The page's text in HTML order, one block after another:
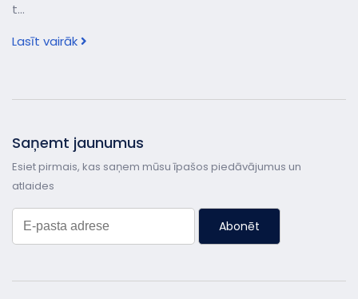
t...
Lasīt vairāk
Saņemt jaunumus
Esiet pirmais, kas saņem mūsu īpašos piedāvājumus un
atlaides
Abonēt